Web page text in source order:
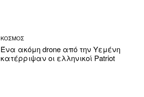
ΚΟΣΜΟΣ
Ένα ακόμη drone από την Υεμένη
κατέρριψαν οι ελληνικοί Patriot